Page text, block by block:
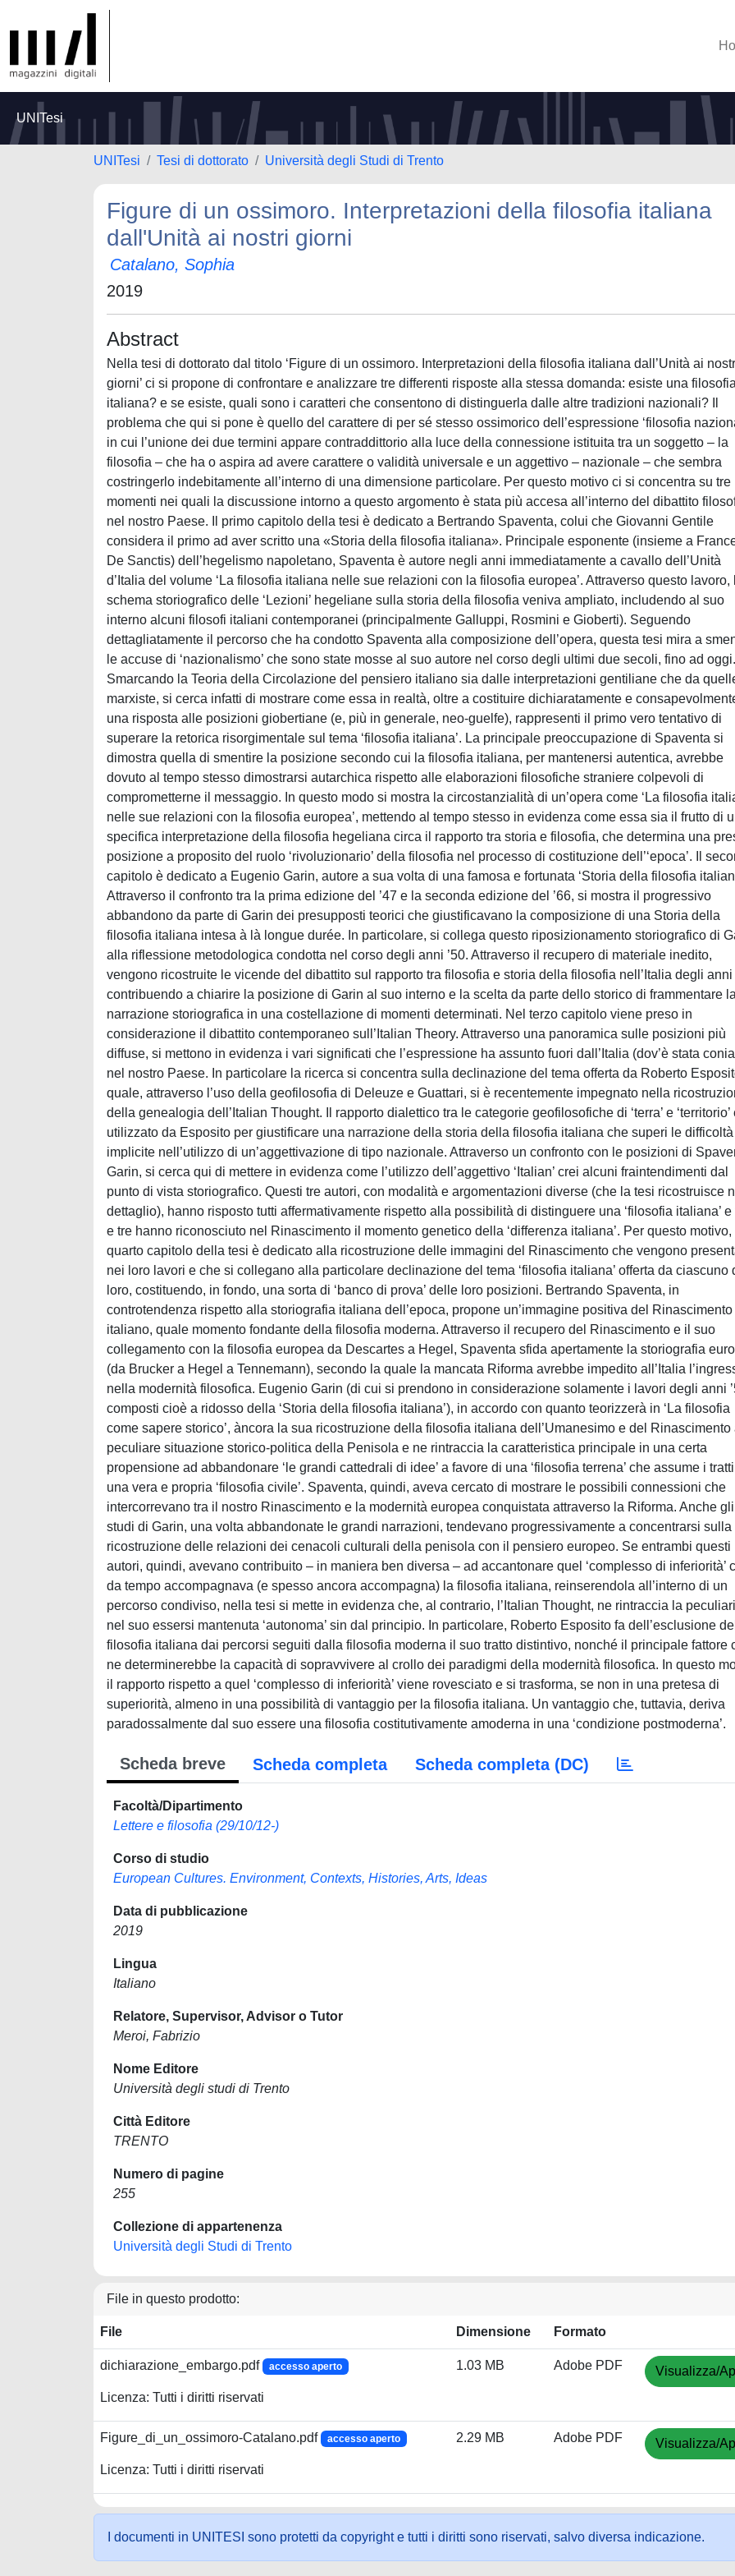
UNITesi
UNITesi Tesi di dottorato Università degli Studi di Trento
Figure di un ossimoro. Interpretazioni della filosofia italiana
dall'Unità ai nostri giorni
Catalano, Sophia
2019
Abstract
Nella tesi di dottorato dal titolo ‘Figure di un ossimoro. Interpretazioni della filosofia italiana dall’Unità ai
giorni’ ci si propone di confrontare e analizzare tre differenti risposte alla stessa domanda: esiste una filosofia
italiana? e se esiste, quali sono i caratteri che consentono di distinguerla dalle altre tradizioni nazionali? Il
problema che qui si pone è quello del carattere di per sé stesso ossimorico dell’espressione ‘filosofia
in cui l’unione dei due termini appare contraddittorio alla luce della connessione istituita tra un soggetto – la
filosofia – che ha o aspira ad avere carattere o validità universale e un aggettivo – nazionale – che sembra
costringerlo indebitamente all’interno di una dimensione particolare. Per questo motivo ci si concentra su tre
momenti nei quali la discussione intorno a questo argomento è stata più accesa all’interno del dibattito
nel nostro Paese. Il primo capitolo della tesi è dedicato a Bertrando Spaventa, colui che Giovanni Gentile
considera il primo ad aver scritto una «Storia della filosofia italiana». Principale esponente (insieme a
De Sanctis) dell’hegelismo napoletano, Spaventa è autore negli anni immediatamente a cavallo dell’Unità
d’Italia del volume ‘La filosofia italiana nelle sue relazioni con la filosofia europea’. Attraverso questo lavoro,
schema storiografico delle ‘Lezioni’ hegeliane sulla storia della filosofia veniva ampliato, includendo al suo
interno alcuni filosofi italiani contemporanei (principalmente Galluppi, Rosmini e Gioberti). Seguendo
dettagliatamente il percorso che ha condotto Spaventa alla composizione dell’opera, questa tesi mira a
le accuse di ‘nazionalismo’ che sono state mosse al suo autore nel corso degli ultimi due secoli, fino ad oggi.
Smarcando la Teoria della Circolazione del pensiero italiano sia dalle interpretazioni gentiliane che da
marxiste, si cerca infatti di mostrare come essa in realtà, oltre a costituire dichiaratamente e
una risposta alle posizioni giobertiane (e, più in generale, neo-guelfe), rappresenti il primo vero tentativo di
superare la retorica risorgimentale sul tema ‘filosofia italiana’. La principale preoccupazione di Spaventa si
dimostra quella di smentire la posizione secondo cui la filosofia italiana, per mantenersi autentica, avrebbe
dovuto al tempo stesso dimostrarsi autarchica rispetto alle elaborazioni filosofiche straniere colpevoli di
comprometterne il messaggio. In questo modo si mostra la circostanzialità di un’opera come ‘La filosofia
nelle sue relazioni con la filosofia europea’, mettendo al tempo stesso in evidenza come essa sia il frutto di
specifica interpretazione della filosofia hegeliana circa il rapporto tra storia e filosofia, che determina una
posizione a proposito del ruolo ‘rivoluzionario’ della filosofia nel processo di costituzione dell’‘epoca’. Il
capitolo è dedicato a Eugenio Garin, autore a sua volta di una famosa e fortunata ‘Storia della filosofia
Attraverso il confronto tra la prima edizione del ’47 e la seconda edizione del ’66, si mostra il progressivo
abbandono da parte di Garin dei presupposti teorici che giustificavano la composizione di una Storia della
filosofia italiana intesa à là longue durée. In particolare, si collega questo riposizionamento storiografico di
alla riflessione metodologica condotta nel corso degli anni ’50. Attraverso il recupero di materiale inedito,
vengono ricostruite le vicende del dibattito sul rapporto tra filosofia e storia della filosofia nell’Italia degli anni
contribuendo a chiarire la posizione di Garin al suo interno e la scelta da parte dello storico di frammentare la
narrazione storiografica in una costellazione di momenti determinati. Nel terzo capitolo viene preso in
considerazione il dibattito contemporaneo sull’Italian Theory. Attraverso una panoramica sulle posizioni più
diffuse, si mettono in evidenza i vari significati che l’espressione ha assunto fuori dall’Italia (dov’è stata
nel nostro Paese. In particolare la ricerca si concentra sulla declinazione del tema offerta da Roberto
quale, attraverso l’uso della geofilosofia di Deleuze e Guattari, si è recentemente impegnato nella
della genealogia dell’Italian Thought. Il rapporto dialettico tra le categorie geofilosofiche di ‘terra’ e ‘territorio’
utilizzato da Esposito per giustificare una narrazione della storia della filosofia italiana che superi le difficoltà
implicite nell’utilizzo di un’aggettivazione di tipo nazionale. Attraverso un confronto con le posizioni di
Garin, si cerca qui di mettere in evidenza come l’utilizzo dell’aggettivo ‘Italian’ crei alcuni fraintendimenti dal
punto di vista storiografico. Questi tre autori, con modalità e argomentazioni diverse (che la tesi ricostruisce
dettaglio), hanno risposto tutti affermativamente rispetto alla possibilità di distinguere una ‘filosofia italiana’ e
e tre hanno riconosciuto nel Rinascimento il momento genetico della ‘differenza italiana’. Per questo motivo,
quarto capitolo della tesi è dedicato alla ricostruzione delle immagini del Rinascimento che vengono
nei loro lavori e che si collegano alla particolare declinazione del tema ‘filosofia italiana’ offerta da ciascuno
loro, costituendo, in fondo, una sorta di ‘banco di prova’ delle loro posizioni. Bertrando Spaventa, in
controtendenza rispetto alla storiografia italiana dell’epoca, propone un’immagine positiva del Rinascimento
italiano, quale momento fondante della filosofia moderna. Attraverso il recupero del Rinascimento e il suo
collegamento con la filosofia europea da Descartes a Hegel, Spaventa sfida apertamente la storiografia
(da Brucker a Hegel a Tennemann), secondo la quale la mancata Riforma avrebbe impedito all’Italia
nella modernità filosofica. Eugenio Garin (di cui si prendono in considerazione solamente i lavori degli anni
composti cioè a ridosso della ‘Storia della filosofia italiana’), in accordo con quanto teorizzerà in ‘La filosofia
come sapere storico’, àncora la sua ricostruzione della filosofia italiana dell’Umanesimo e del Rinascimento
peculiare situazione storico-politica della Penisola e ne rintraccia la caratteristica principale in una certa
propensione ad abbandonare ‘le grandi cattedrali di idee’ a favore di una ‘filosofia terrena’ che assume i
una vera e propria ‘filosofia civile’. Spaventa, quindi, aveva cercato di mostrare le possibili connessioni che
intercorrevano tra il nostro Rinascimento e la modernità europea conquistata attraverso la Riforma. Anche gli
studi di Garin, una volta abbandonate le grandi narrazioni, tendevano progressivamente a concentrarsi sulla
ricostruzione delle relazioni dei cenacoli culturali della penisola con il pensiero europeo. Se entrambi questi
autori, quindi, avevano contribuito – in maniera ben diversa – ad accantonare quel ‘complesso di inferiorità’
da tempo accompagnava (e spesso ancora accompagna) la filosofia italiana, reinserendola all’interno di un
percorso condiviso, nella tesi si mette in evidenza che, al contrario, l’Italian Thought, ne rintraccia la
nel suo essersi mantenuta ‘autonoma’ sin dal principio. In particolare, Roberto Esposito fa dell’esclusione
filosofia italiana dai percorsi seguiti dalla filosofia moderna il suo tratto distintivo, nonché il principale fattore
ne determinerebbe la capacità di sopravvivere al crollo dei paradigmi della modernità filosofica. In questo
il rapporto rispetto a quel ‘complesso di inferiorità’ viene rovesciato e si trasforma, se non in una pretesa di
superiorità, almeno in una possibilità di vantaggio per la filosofia italiana. Un vantaggio che, tuttavia, deriva
paradossalmente dal suo essere una filosofia costitutivamente amoderna in una ‘condizione postmoderna’.
Scheda breve Scheda completa Scheda completa (DC)
Facoltà/Dipartimento
Lettere e filosofia (29/10/12-)
Corso di studio
European Cultures. Environment, Contexts, Histories, Arts, Ideas
Data di pubblicazione
2019
Lingua
Italiano
Relatore, Supervisor, Advisor o Tutor
Meroi, Fabrizio
Nome Editore
Università degli studi di Trento
Città Editore
TRENTO
Numero di pagine
255
Collezione di appartenenza
Università degli Studi di Trento
File in questo prodotto:
File Dimensione Formato
dichiarazione_embargo.pdf accesso aperto
Licenza: Tutti i diritti riservati
1.03 MB Adobe PDF Visualizza/
Figure_di_un_ossimoro-Catalano.pdf accesso aperto
Licenza: Tutti i diritti riservati
2.29 MB Adobe PDF Visualizza/
I documenti in UNITESI sono protetti da copyright e tutti i diritti sono riservati, salvo diversa indicazione.